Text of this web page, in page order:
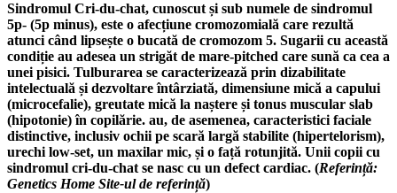
Sindromul Cri-du-chat, cunoscut și sub numele de sindromul
5p- (5p minus), este o afecțiune cromozomială care rezultă
atunci când lipsește o bucată de cromozom 5. Sugarii cu această
condiție au adesea un strigăt de mare-pitched care sună ca cea a
unei pisici. Tulburarea se caracterizează prin dizabilitate
intelectuală și dezvoltare întârziată, dimensiune mică a capului
(microcefalie), greutate mică la naștere și tonus muscular slab
(hipotonie) în copilărie. au, de asemenea, caracteristici faciale
distinctive, inclusiv ochii pe scară largă stabilite (hipertelorism),
urechi low-set, un maxilar mic, și o față rotunjită. Unii copii cu
sindromul cri-du-chat se nasc cu un defect cardiac. (Referință:
Genetics Home Site-ul de referință)